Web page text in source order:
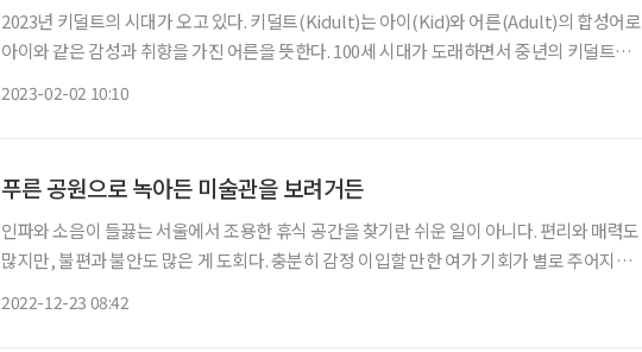
2023년 키덜트의 시대가 오고 있다. 키덜트(Kidult)는 아이(Kid)와 어른(Adult)의 합성어로
아이와 같은 감성과 취향을 가진 어른을 뜻한다. 100세 시대가 도래하면서 중년의 키덜트가
2023-02-02 10:10
푸른 공원으로 녹아든 미술관을 보려거든
인파와 소음이 들끓는 서울에서 조용한 휴식 공간을 찾기란 쉬운 일이 아니다. 편리와 매력도
많지만, 불편과 불안도 많은 게 도회다. 충분히 감정 이입할 만한 여가 기회가 별로 주어지지
2022-12-23 08:42